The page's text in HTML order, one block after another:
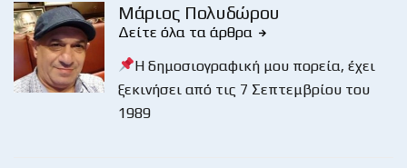
Μάριος Πολυδώρου
Δείτε όλα τα άρθρα
Η δημοσιογραφική μου πορεία, έχει
ξεκινήσει από τις 7 Σεπτεμβρίου του
1989